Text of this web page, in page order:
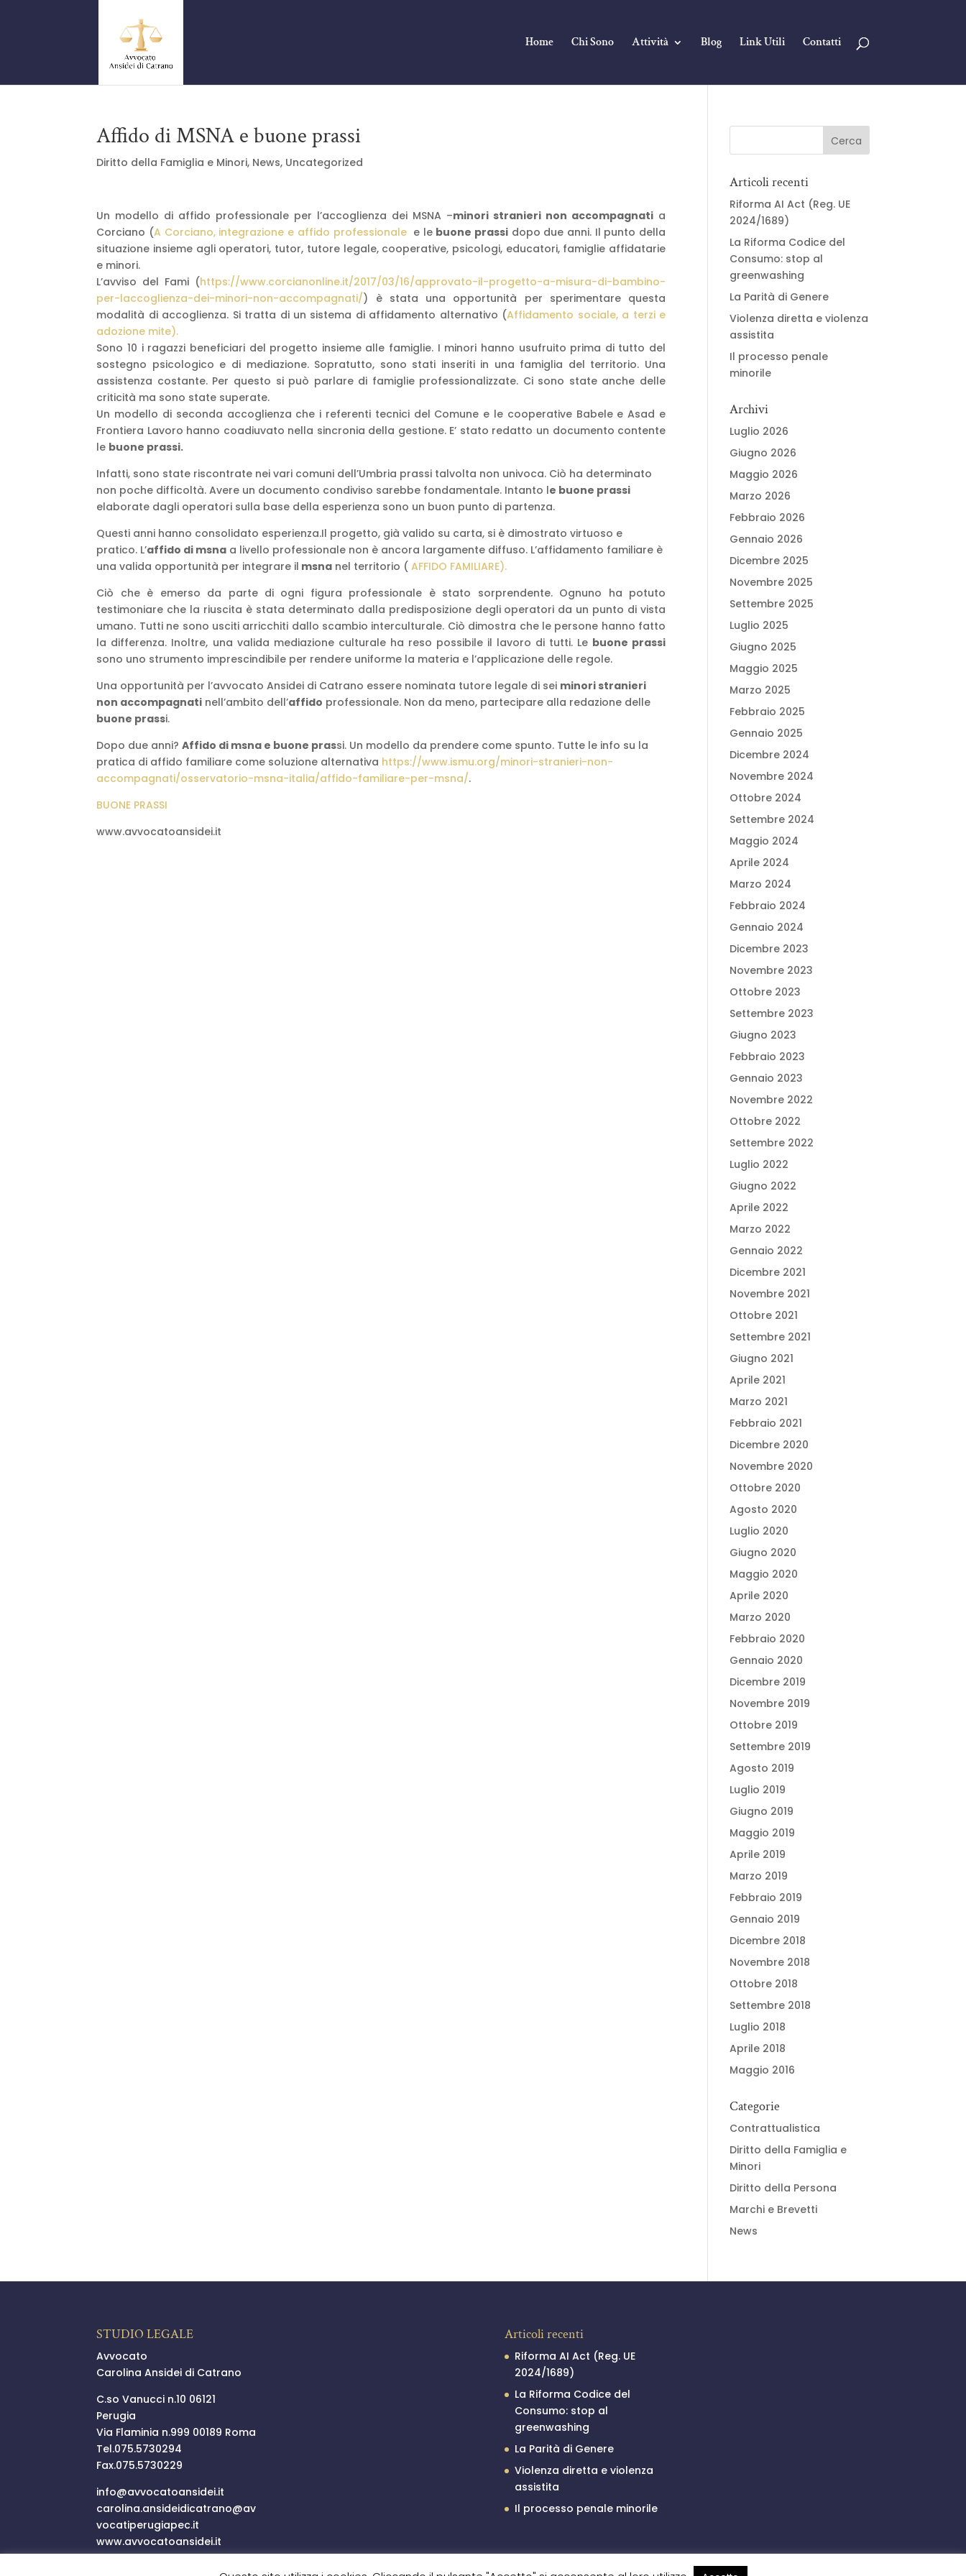
Home Chi Sono Attività Blog Link Utili Contatti
Affido di MSNA e buone prassi
Diritto della Famiglia e Minori, News, Uncategorized
Un modello di affido professionale per l’accoglienza dei MSNA –minori stranieri non accompagnati a
Corciano (A Corciano, integrazione e affido professionale e le buone prassidopo due anni. Il punto della
situazione insieme agli operatori, tutor, tutore legale, cooperative, psicologi, educatori, famiglie affidatarie
e minori.
L’avviso del Fami (https://www.corcianonline.it/2017/03/16/approvato-il-progetto-a-misura-di-bambino-
per-laccoglienza-dei-minori-non-accompagnati/) è stata una opportunità per sperimentare questa
modalità di accoglienza. Si tratta di un sistema di affidamento alternativo (Affidamento sociale, a terzi e
adozione mite).
Sono 10 i ragazzi beneficiari del progetto insieme alle famiglie. I minori hanno usufruito prima di tutto del
sostegno psicologico e di mediazione. Sopratutto, sono stati inseriti in una famiglia del territorio. Una
assistenza costante. Per questo si può parlare di famiglie professionalizzate. Ci sono state anche delle
criticità ma sono state superate.
Un modello di seconda accoglienza che i referenti tecnici del Comune e le cooperative Babele e Asad e
Frontiera Lavoro hanno coadiuvato nella sincronia della gestione. E’ stato redatto un documento contente
le buone prassi.
Infatti, sono state riscontrate nei vari comuni dell’Umbria prassi talvolta non univoca. Ciò ha determinato
non poche difficoltà. Avere un documento condiviso sarebbe fondamentale. Intanto le buone prassi
elaborate dagli operatori sulla base della esperienza sono un buon punto di partenza.
Questi anni hanno consolidato esperienza.Il progetto, già valido su carta, si è dimostrato virtuoso e
pratico. L’affido di msna a livello professionale non è ancora largamente diffuso. L’affidamento familiare è
una valida opportunità per integrare il msna nel territorio (AFFIDO FAMILIARE).
Ciò che è emerso da parte di ogni figura professionale è stato sorprendente. Ognuno ha potuto
testimoniare che la riuscita è stata determinato dalla predisposizione degli operatori da un punto di vista
umano. Tutti ne sono usciti arricchiti dallo scambio interculturale. Ciò dimostra che le persone hanno fatto
la differenza. Inoltre, una valida mediazione culturale ha reso possibile il lavoro di tutti. Le buone prassi
sono uno strumento imprescindibile per rendere uniforme la materia e l’applicazione delle regole.
Una opportunità per l’avvocato Ansidei di Catrano essere nominata tutore legale di sei minori stranieri
non accompagnati nell’ambito dell’affido professionale. Non da meno, partecipare alla redazione delle
buone prassi.
Dopo due anni?Affido di msna e buone prassi. Un modello da prendere come spunto. Tutte le info su la
pratica di affido familiare come soluzione alternativa https://www.ismu.org/minori-stranieri-non-
accompagnati/osservatorio-msna-italia/affido-familiare-per-msna/.
BUONE PRASSI
www.avvocatoansidei.it
Articoli recenti
Riforma AI Act (Reg. UE
2024/1689)
La Riforma Codice del
Consumo: stop al
greenwashing
La Parità di Genere
Violenza diretta e violenza
assistita
Il processo penale
minorile
Archivi
Luglio 2026
Giugno 2026
Maggio 2026
Marzo 2026
Febbraio 2026
Gennaio 2026
Dicembre 2025
Novembre 2025
Settembre 2025
Luglio 2025
Giugno 2025
Maggio 2025
Marzo 2025
Febbraio 2025
Gennaio 2025
Dicembre 2024
Novembre 2024
Ottobre 2024
Settembre 2024
Maggio 2024
Aprile 2024
Marzo 2024
Febbraio 2024
Gennaio 2024
Dicembre 2023
Novembre 2023
Ottobre 2023
Settembre 2023
Giugno 2023
Febbraio 2023
Gennaio 2023
Novembre 2022
Ottobre 2022
Settembre 2022
Luglio 2022
Giugno 2022
Aprile 2022
Marzo 2022
Gennaio 2022
Dicembre 2021
Novembre 2021
Ottobre 2021
Settembre 2021
Giugno 2021
Aprile 2021
Marzo 2021
Febbraio 2021
Dicembre 2020
Novembre 2020
Ottobre 2020
Agosto 2020
Luglio 2020
Giugno 2020
Maggio 2020
Aprile 2020
Marzo 2020
Febbraio 2020
Gennaio 2020
Dicembre 2019
Novembre 2019
Ottobre 2019
Settembre 2019
Agosto 2019
Luglio 2019
Giugno 2019
Maggio 2019
Aprile 2019
Marzo 2019
Febbraio 2019
Gennaio 2019
Dicembre 2018
Novembre 2018
Ottobre 2018
Settembre 2018
Luglio 2018
Aprile 2018
Maggio 2016
Categorie
Contrattualistica
Diritto della Famiglia e
Minori
Diritto della Persona
Marchi e Brevetti
News
STUDIO LEGALE
Avvocato
Carolina Ansidei di Catrano
C.so Vanucci n.10 06121
Perugia
Via Flaminia n.999 00189 Roma
Tel.075.5730294
Fax.075.5730229
info@avvocatoansidei.it
carolina.ansideidicatrano@av
vocatiperugiapec.it
www.avvocatoansidei.it
Articoli recenti
Riforma AI Act (Reg. UE
2024/1689)
La Riforma Codice del
Consumo: stop al
greenwashing
La Parità di Genere
Violenza diretta e violenza
assistita
Il processo penale minorile